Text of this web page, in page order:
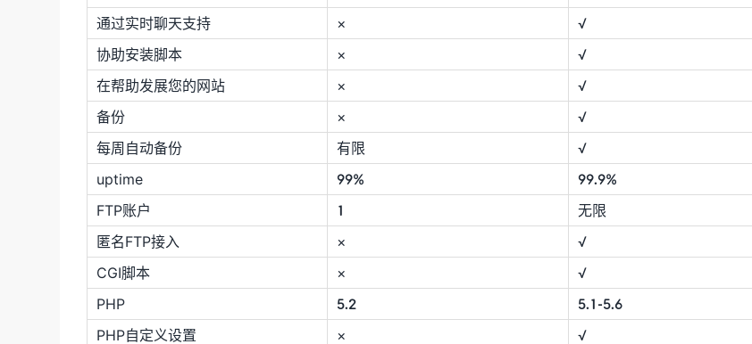
通过实时聊天支持
×
√
协助安装脚本
×
√
在帮助发展您的网站
×
√
备份
×
√
每周自动备份
有限
√
uptime
99%
99.9%
FTP账户
1
无限
匿名FTP接入
×
√
CGI脚本
×
√
PHP
5.2
5.1-5.6
PHP自定义设置
×
√